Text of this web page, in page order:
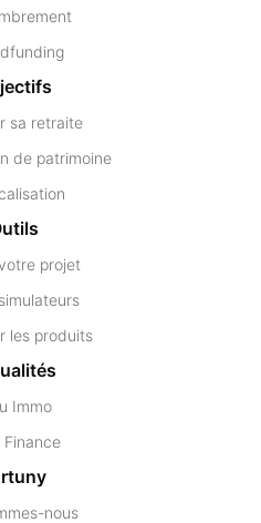
sa retraite
de patrimoine
projet
les produits
Immo
Finance
nous